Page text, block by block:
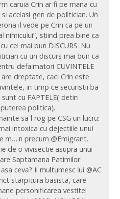
caruia Crin ar fi pe mana cu
acelasi gen de politician. Un
il vede pe Crin ca pe un
nimicului”, stiind prea bine ca
cel mai bun DISCURS. Nu
cu un discurs mai bun ca
defaimatori CUVINTELE
dreptate, caci Crin este
in timp ce securistii ba-
cu FAPTELE( detin
politica).
sa-l rog pe CSG un lucru:
intoxica cu dejectiile unui
m….n precum @Emigrant.
de o vivisectie asupra unui
Saptamana Patimilor
ceva? Ii multumesc lui @AC
starpitura basista, care
personificarea vestitei